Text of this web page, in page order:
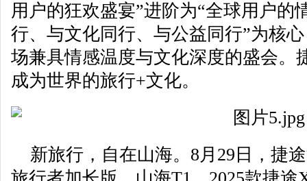
用户的狂欢盛宴”进阶为“全球用户的
行、与文化同行、与公益同行”为核
场兼具情感温度与文化深度的盛会。
成为世界的旅行+文化。
新旅行，自在山海。8月29日，捷